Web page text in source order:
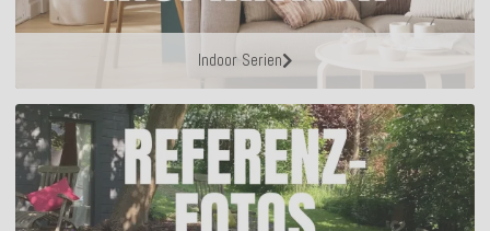
Indoor Serien